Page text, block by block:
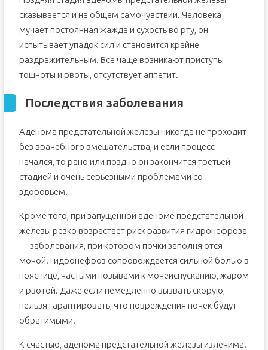
сказывается и на общем самочувствии. Человека
мучает постоянная жажда и сухость во рту, он
испытывает упадок сил и становится крайне
раздражительным. Все чаще возникают приступы
тошноты и рвоты, отсутствует аппетит.
Последствия заболевания
Аденома предстательной железы никогда не проходит
без врачебного вмешательства, и если процесс
начался, то рано или поздно он закончится третьей
стадией и очень серьезными проблемами со
здоровьем.
Кроме того, при запущенной аденоме предстательной
железы резко возрастает риск развития гидронефроза
— заболевания, при котором почки заполняются
мочой. Гидронефроз сопровождается сильной болью в
пояснице, частыми позывами к мочеиспусканию, жаром
и рвотой. Даже если немедленно вызвать скорую,
нельзя гарантировать, что повреждения почек будут
обратимыми.
К счастью, аденома предстательной железы излечима.